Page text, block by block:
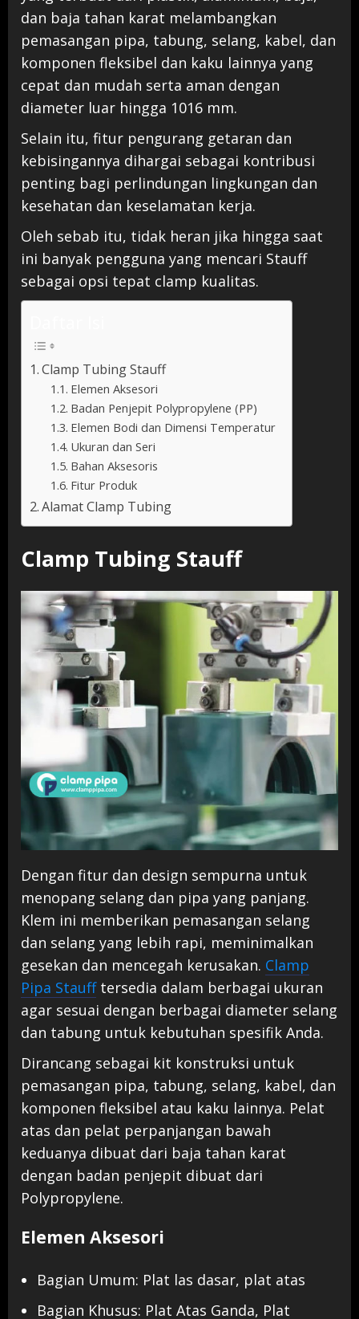
dan baja tahan karat melambangkan
pemasangan pipa, tabung, selang, kabel, dan
komponen fleksibel dan kaku lainnya yang
cepat dan mudah serta aman dengan
diameter luar hingga 1016 mm.
Selain itu, fitur pengurang getaran dan
kebisingannya dihargai sebagai kontribusi
penting bagi perlindungan lingkungan dan
kesehatan dan keselamatan kerja.
Oleh sebab itu, tidak heran jika hingga saat
ini banyak pengguna yang mencari Stauff
sebagai opsi tepat clamp kualitas.
Clamp Tubing Stauff
Elemen Aksesori
Badan Penjepit Polypropylene (PP)
Elemen Bodi dan Dimensi Temperatur
Ukuran dan Seri
Bahan Aksesoris
Fitur Produk
Alamat Clamp Tubing
Clamp Tubing Stauff
Dengan fitur dan design sempurna untuk
menopang selang dan pipa yang panjang.
Klem ini memberikan pemasangan selang
dan selang yang lebih rapi, meminimalkan
gesekan dan mencegah kerusakan. Clamp
Pipa Staufftersedia dalam berbagai ukuran
agar sesuai dengan berbagai diameter selang
dan tabung untuk kebutuhan spesifik Anda.
Dirancang sebagai kit konstruksi untuk
pemasangan pipa, tabung, selang, kabel, dan
komponen fleksibel atau kaku lainnya. Pelat
atas dan pelat perpanjangan bawah
keduanya dibuat dari baja tahan karat
dengan badan penjepit dibuat dari
Polypropylene.
Elemen Aksesori
Bagian Umum: Plat las dasar, plat atas
Bagian Khusus: Plat Atas Ganda, Plat